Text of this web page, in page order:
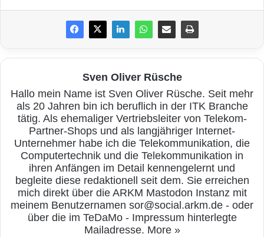
ca. USD 200 landete, stieg Bitcoin im Jahr
2016 wieder bis an die USD 700 Marke an.
Bitcoin Experten sind davon überzeugt, dass
der Preis langfristig stark ansteigen wird, da
die Bitcoin Zahlungsakzeptanz jedes Jahr
steigt und da das Angebot von Bitcoins fixiert
ist. Das kreiert eine Situation, wobei die
Nachfrage stätig steigt, das Angebot aber
nicht langfristig steigen kann. Somit ist der
Preis von Bitcoin dazu prädestiniert
anzusteigen.
Sven Oliver Rüsche
Hallo mein Name ist Sven Oliver Rüsche. Seit mehr
als 20 Jahren bin ich beruflich in der ITK Branche
tätig. Als ehemaliger Vertriebsleiter von Telekom-
Partner-Shops und als langjähriger Internet-
Unternehmer habe ich die Telekommunikation, die
Computertechnik und die Telekommunikation in
ihren Anfängen im Detail kennengelernt und
begleite diese redaktionell seit dem. Sie erreichen
mich direkt über die ARKM Mastodon Instanz mit
meinem Benutzernamen sor@social.arkm.de - oder
über die im TeDaMo - Impressum hinterlegte
Mailadresse. More »